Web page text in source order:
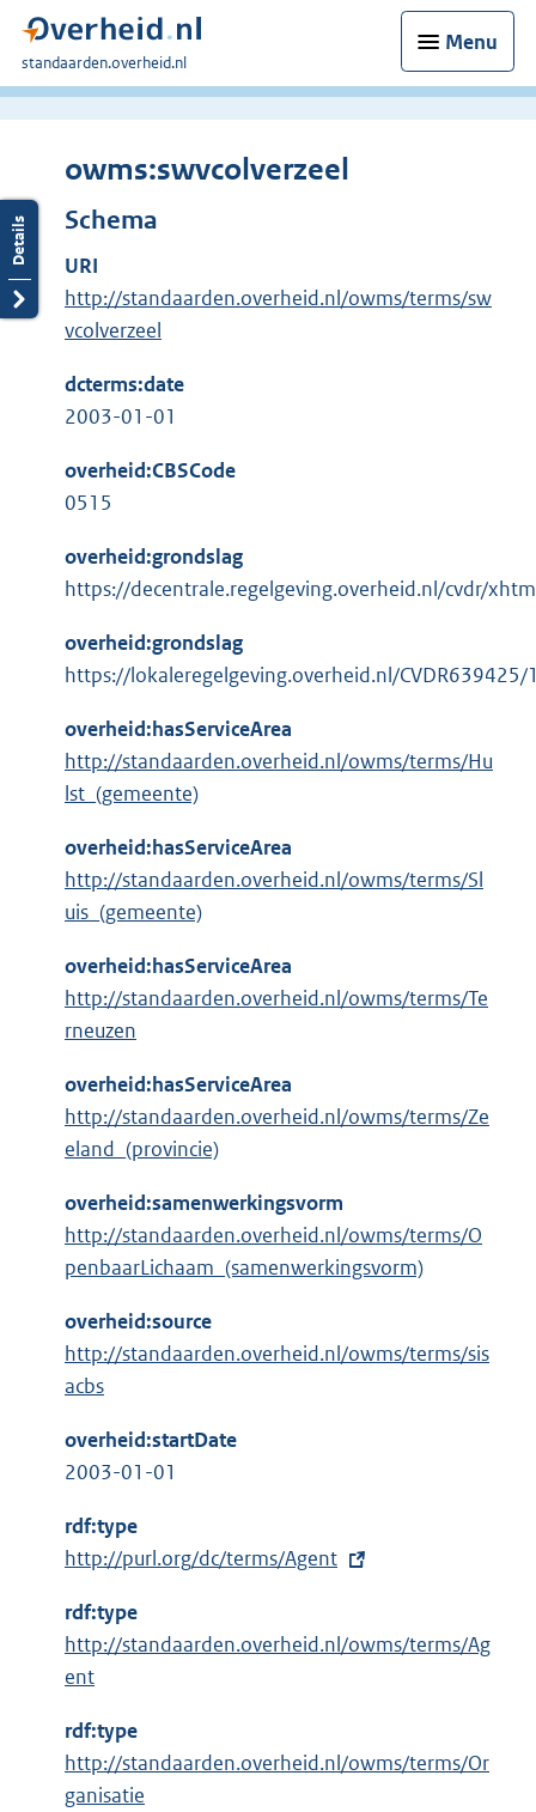
Menu
U
bent
standaarden.overheid.nl
owms:swvcolverzeel
Schema
URI
http://standaarden.overheid.nl/owms/terms/sw
vcolverzeel
dcterms:date
2003-01-01
overheid:CBSCode
0515
overheid:grondslag
https://decentrale.regelgeving.overheid.nl/cvdr/
overheid:grondslag
https://lokaleregelgeving.overheid.nl/CVDR639425/
overheid:hasServiceArea
http://standaarden.overheid.nl/owms/terms/Hu
lst_(gemeente)
overheid:hasServiceArea
http://standaarden.overheid.nl/owms/terms/Sl
uis_(gemeente)
overheid:hasServiceArea
http://standaarden.overheid.nl/owms/terms/Te
rneuzen
overheid:hasServiceArea
http://standaarden.overheid.nl/owms/terms/Ze
eland_(provincie)
overheid:samenwerkingsvorm
http://standaarden.overheid.nl/owms/terms/O
penbaarLichaam_(samenwerkingsvorm)
overheid:source
http://standaarden.overheid.nl/owms/terms/sis
acbs
overheid:startDate
2003-01-01
rdf:type
E
t
e
r
e
http://purl.org/dc/terms/Agent
rdf:type
http://standaarden.overheid.nl/owms/terms/Ag
ent
rdf:type
http://standaarden.overheid.nl/owms/terms/Or
ganisatie